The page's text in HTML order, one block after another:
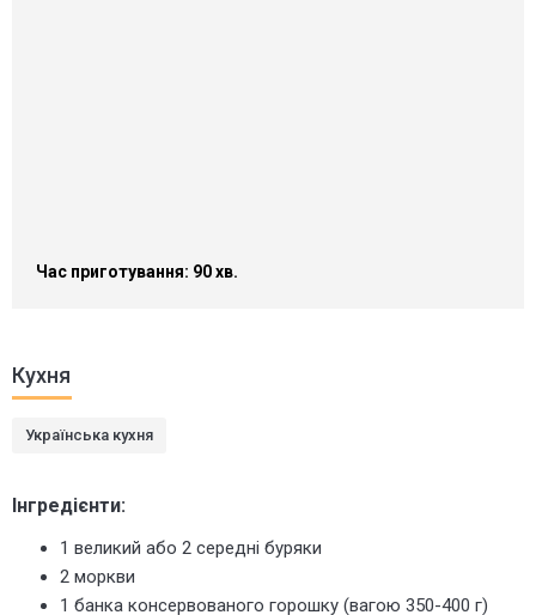
Час приготування: 90 хв.
Кухня
Українська кухня
Інгредієнти:
1 великий або 2 середні буряки
2 моркви
1 банка консервованого горошку (вагою 350-400 г)